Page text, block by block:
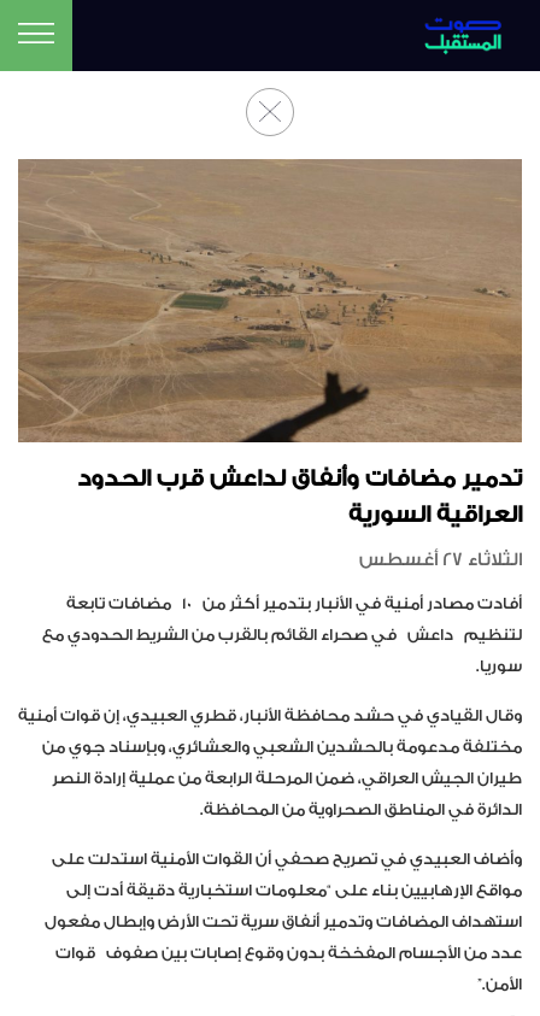
تدمير مضافات وأنفاق لداعش قرب الحدود
العراقية السورية
الثلاثاء 27 أغسطس
أفادت مصادر أمنية في الأنبار بتدمير أكثر من 10 مضافات تابعة
لتنظيم داعش في صحراء القائم بالقرب من الشريط الحدودي مع
سوريا.
وقال القيادي في حشد محافظة الأنبار، قطري العبيدي، إن قوات أمنية
مختلفة مدعومة بالحشدين الشعبي والعشائري، وبإسناد جوي من
طيران الجيش العراقي، ضمن المرحلة الرابعة من عملية إرادة النصر
الدائرة في المناطق الصحراوية من المحافظة.
وأضاف العبيدي في تصريح صحفي أن القوات الأمنية استدلت على
مواقع الإرهابيين بناء على “معلومات استخبارية دقيقة أدت إلى
استهداف المضافات وتدمير أنفاق سرية تحت الأرض وإبطال مفعول
عدد من الأجسام المفخخة بدون وقوع إصابات بين صفوف قوات
الأمن.”